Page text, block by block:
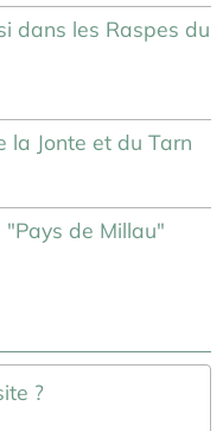
dans les Raspes du
la Jonte et du Tarn
"Pays de Millau"
?